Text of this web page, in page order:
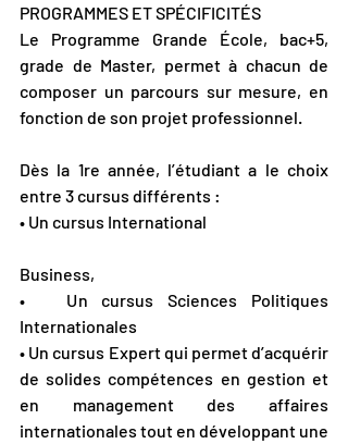
PROGRAMMES ET SPÉCIFICITÉS
Le Programme Grande École, bac+5,
grade de Master, permet à chacun de
composer un parcours sur mesure, en
fonction de son projet professionnel.
Dès la 1re année, l’étudiant a le choix
entre 3 cursus différents :
• Un cursus International
Business,
•   Un cursus Sciences Politiques
Internationales
• Un cursus Expert qui permet d’acquérir
de solides compétences en gestion et
en management des affaires
internationales tout en développant une